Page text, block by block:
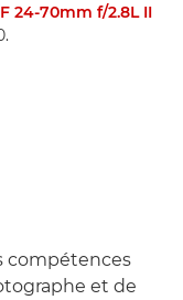
24-70mm f/2.8L II
compétences
et de